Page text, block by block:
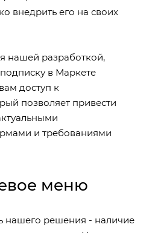
внедрить его на своих
нашей разработкой,
в Маркете
доступ к
позволяет привести
и требованиями
меню
нашего решения - наличие